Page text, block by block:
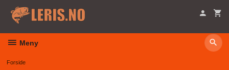
innholdet
Meny
Forside